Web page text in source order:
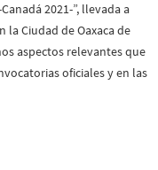
2021-”, llevada a
la Ciudad de Oaxaca de
aspectos relevantes que
oficiales y en las